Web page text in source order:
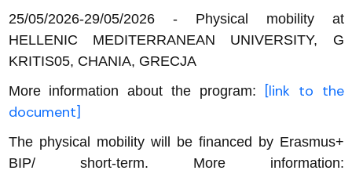
25/05/2026-29/05/2026 - Physical mobility at
HELLENIC MEDITERRANEAN UNIVERSITY, G
KRITIS05, CHANIA, GRECJA
More information about the program:
[link to the
document]
The physical mobility will be financed by Erasmus+
BIP/ short-term. More information: